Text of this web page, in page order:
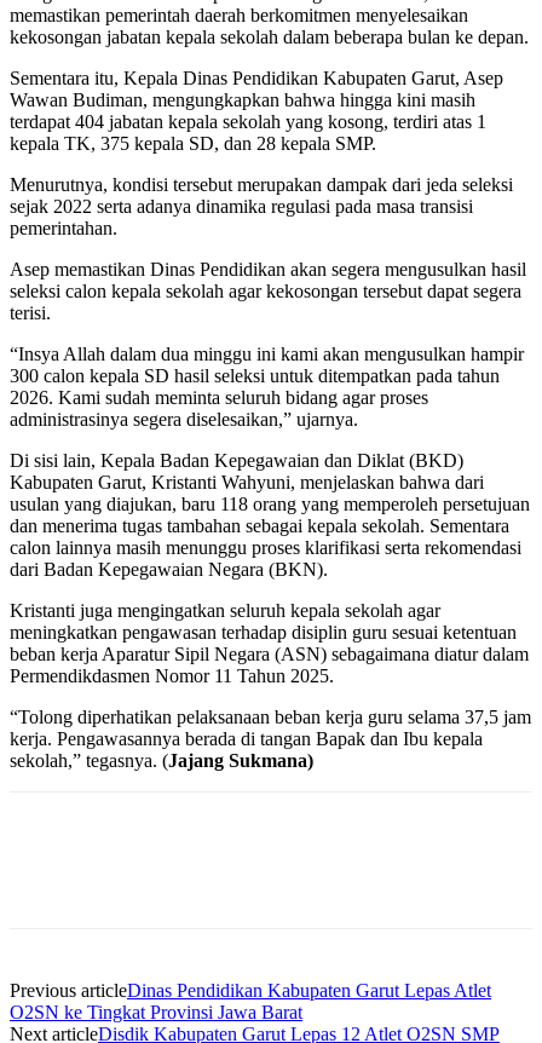
memastikan pemerintah daerah berkomitmen menyelesaikan
kekosongan jabatan kepala sekolah dalam beberapa bulan ke depan.
Sementara itu, Kepala Dinas Pendidikan Kabupaten Garut, Asep
Wawan Budiman, mengungkapkan bahwa hingga kini masih
terdapat 404 jabatan kepala sekolah yang kosong, terdiri atas 1
kepala TK, 375 kepala SD, dan 28 kepala SMP.
Menurutnya, kondisi tersebut merupakan dampak dari jeda seleksi
sejak 2022 serta adanya dinamika regulasi pada masa transisi
pemerintahan.
Asep memastikan Dinas Pendidikan akan segera mengusulkan hasil
seleksi calon kepala sekolah agar kekosongan tersebut dapat segera
terisi.
“Insya Allah dalam dua minggu ini kami akan mengusulkan hampir
300 calon kepala SD hasil seleksi untuk ditempatkan pada tahun
2026. Kami sudah meminta seluruh bidang agar proses
administrasinya segera diselesaikan,” ujarnya.
Di sisi lain, Kepala Badan Kepegawaian dan Diklat (BKD)
Kabupaten Garut, Kristanti Wahyuni, menjelaskan bahwa dari
usulan yang diajukan, baru 118 orang yang memperoleh persetujuan
dan menerima tugas tambahan sebagai kepala sekolah. Sementara
calon lainnya masih menunggu proses klarifikasi serta rekomendasi
dari Badan Kepegawaian Negara (BKN).
Kristanti juga mengingatkan seluruh kepala sekolah agar
meningkatkan pengawasan terhadap disiplin guru sesuai ketentuan
beban kerja Aparatur Sipil Negara (ASN) sebagaimana diatur dalam
Permendikdasmen Nomor 11 Tahun 2025.
“Tolong diperhatikan pelaksanaan beban kerja guru selama 37,5 jam
kerja. Pengawasannya berada di tangan Bapak dan Ibu kepala
sekolah,” tegasnya. (Jajang Sukmana)
Previous articleDinas Pendidikan Kabupaten Garut Lepas Atlet
O2SN ke Tingkat Provinsi Jawa Barat
Next articleDisdik Kabupaten Garut Lepas 12 Atlet O2SN SMP